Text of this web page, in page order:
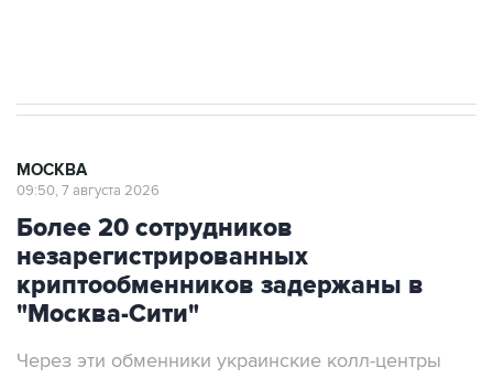
МОСКВА
09:50, 7 августа 2026
Более 20 сотрудников
незарегистрированных
криптообменников задержаны в
"Москва-Сити"
Через эти обменники украинские колл-центры